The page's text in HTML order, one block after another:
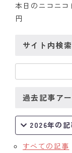
本日のニコニ
円
サイト内検索
過去記事ア
2026年の記
すべての記事